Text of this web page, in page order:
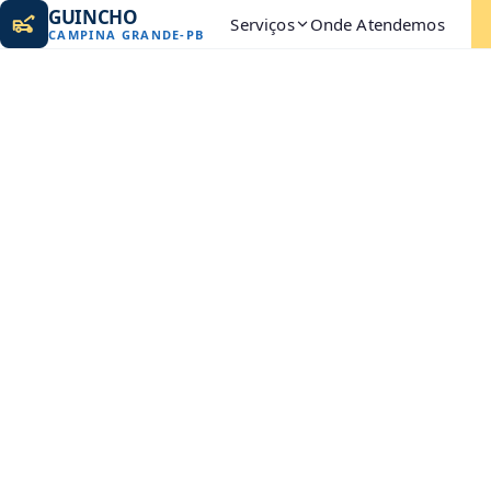
GUINCHO
CAMPINA GRANDE- PB Serviços Onde Atendemos